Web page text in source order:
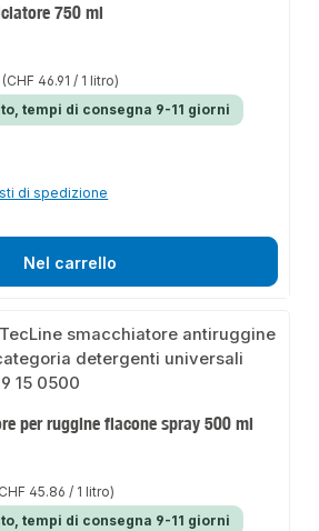
750 ml
(CHF 46.91 / 1 litro)
tempi di consegna 9-11 giorni
di spedizione
Nel carrello
per ruggine flacone spray 500 ml
45.86 / 1 litro)
tempi di consegna 9-11 giorni